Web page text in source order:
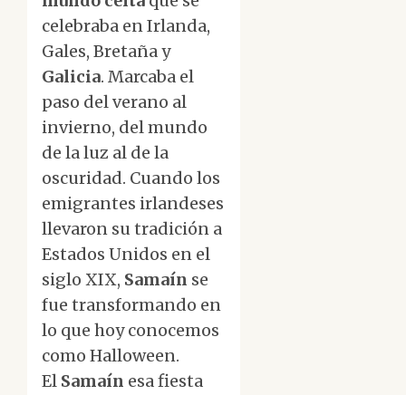
celebraba en Irlanda,
Gales, Bretaña y
Galicia. Marcaba el
paso del verano al
invierno, del mundo
de la luz al de la
oscuridad. Cuando los
emigrantes irlandeses
llevaron su tradición a
Estados Unidos en el
siglo XIX, Samaín se
fue transformando en
lo que hoy conocemos
como Halloween.
El Samaín esa fiesta